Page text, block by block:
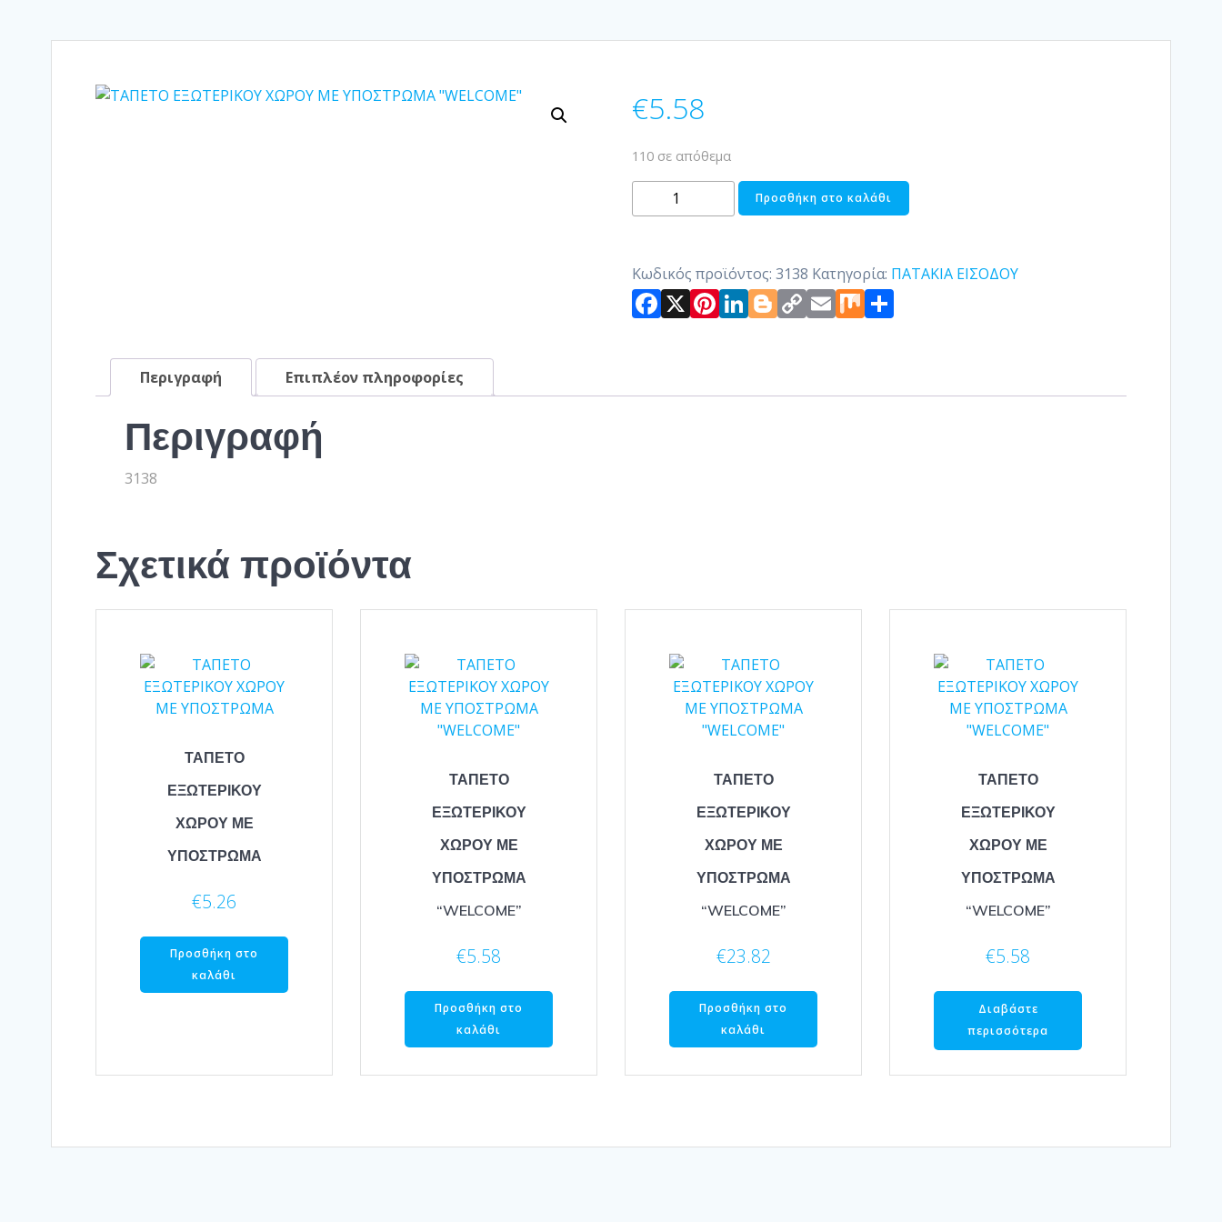
€5.58
110 σε απόθεμα
ΤΑΠΕΤΟ
ΕΞΩΤΕΡΙΚΟΥ
ΥΠΟΣΤΡΩΜΑ
"WELCOME"
Προσθήκη στο καλάθι
Κωδικός προϊόντος: 3138 Κατηγορία: ΠΑΤΑΚΙΑ ΕΙΣΟΔΟΥ
Facebook
X Pinterest
LinkedIn
Blogger
Copy
Link
Email
MixΜοιραστείτε
Περιγραφή Επιπλέον πληροφορίες
Περιγραφή
3138
Σχετικά προϊόντα
ΤΑΠΕΤΟ
ΕΞΩΤΕΡΙΚΟΥ
ΧΩΡΟΥ ΜΕ
ΥΠΟΣΤΡΩΜΑ
€5.26
Προσθήκη στο
καλάθι
ΤΑΠΕΤΟ
ΕΞΩΤΕΡΙΚΟΥ
ΧΩΡΟΥ ΜΕ
ΥΠΟΣΤΡΩΜΑ
“WELCOME”
€5.58
Προσθήκη στο
καλάθι
ΤΑΠΕΤΟ
ΕΞΩΤΕΡΙΚΟΥ
ΧΩΡΟΥ ΜΕ
ΥΠΟΣΤΡΩΜΑ
“WELCOME”
€23.82
Προσθήκη στο
καλάθι
ΤΑΠΕΤΟ
ΕΞΩΤΕΡΙΚΟΥ
ΧΩΡΟΥ ΜΕ
ΥΠΟΣΤΡΩΜΑ
“WELCOME”
€5.58
Διαβάστε
περισσότερα